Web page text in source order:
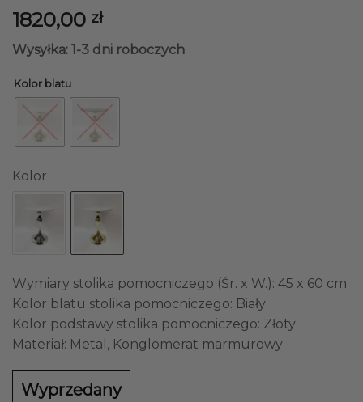
1820,00 zł
Wysyłka: 1-3 dni roboczych
Kolor blatu
Kolor
Wymiary stolika pomocniczego (Śr. x W.): 45 x 60 cm
Kolor blatu stolika pomocniczego: Biały
Kolor podstawy stolika pomocniczego: Złoty
Materiał: Metal, Konglomerat marmurowy
Wyprzedany